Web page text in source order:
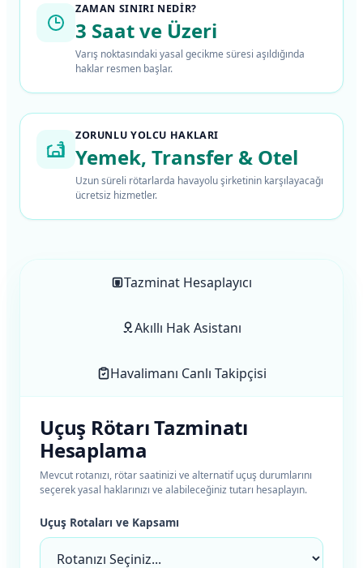
ZAMAN SINIRI NEDIR?
3 Saat ve Üzeri
Varış noktasındaki yasal gecikme süresi aşıldığında
haklar resmen başlar.
ZORUNLU YOLCU HAKLARI
Yemek, Transfer & Otel
Uzun süreli rötarlarda havayolu şirketinin karşılayacağı
ücretsiz hizmetler.
Tazminat Hesaplayıcı
Akıllı Hak Asistanı
Havalimanı Canlı Takipçisi
Uçuş Rötarı Tazminatı
Hesaplama
Mevcut rotanızı, rötar saatinizi ve alternatif uçuş durumlarını
seçerek yasal haklarınızı ve alabileceğiniz tutarı hesaplayın.
Uçuş Rotaları ve Kapsamı